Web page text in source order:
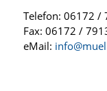
Telefon: 06172 /
Fax: 06172 /
eMail: